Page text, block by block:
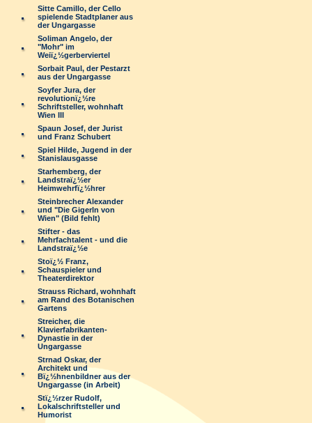
Sitte Camillo, der Cello
spielende Stadtplaner aus
der Ungargasse
Soliman Angelo, der
"Mohr" im
Weiï¿½gerberviertel
Sorbait Paul, der Pestarzt
aus der Ungargasse
Soyfer Jura, der
revolutionï¿½re
Schriftsteller, wohnhaft
Wien III
Spaun Josef, der Jurist
und Franz Schubert
Spiel Hilde, Jugend in der
Stanislausgasse
Starhemberg, der
Landstraï¿½er
Heimwehrfï¿½hrer
Steinbrecher Alexander
und "Die Gigerln von
Wien" (Bild fehlt)
Stifter - das
Mehrfachtalent - und die
Landstraï¿½e
Stoï¿½ Franz,
Schauspieler und
Theaterdirektor
Strauss Richard, wohnhaft
am Rand des Botanischen
Gartens
Streicher, die
Klavierfabrikanten-
Dynastie in der
Ungargasse
Strnad Oskar, der
Architekt und
Bï¿½hnenbildner aus der
Ungargasse (in Arbeit)
Stï¿½rzer Rudolf,
Lokalschriftsteller und
Humorist